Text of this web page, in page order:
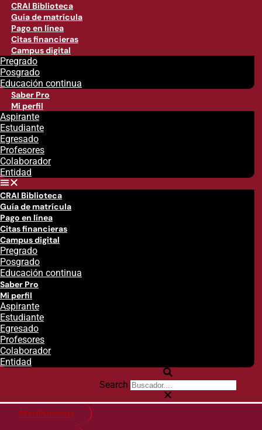
CRAI Biblioteca
Guía de matrícula
Pago en línea
Citas financieras
Campus digital
Pregrado
Posgrado
Educación continua
Saber Pro
Mi perfil
Aspirante
Estudiante
Egresado
Profesores
Colaborador
Entidad
CRAI Biblioteca
Guía de matrícula
Pago en línea
Citas financieras
Campus digital
Pregrado
Posgrado
Educación continua
Saber Pro
Mi perfil
Aspirante
Estudiante
Egresado
Profesores
Colaborador
Entidad
Search
Citas financieras